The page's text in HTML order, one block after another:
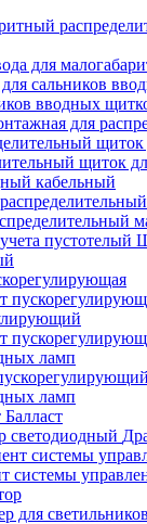
для
вводных
для
щиток
кабельный
ламп
Балласт
системы
для светильников